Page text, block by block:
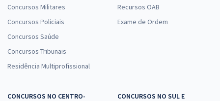
Concursos Militares
Concursos Policiais
Concursos Saúde
Concursos Tribunais
Residência Multiprofissional
Recursos OAB
Exame de Ordem
CONCURSOS NO CENTRO-
CONCURSOS NO SUL E